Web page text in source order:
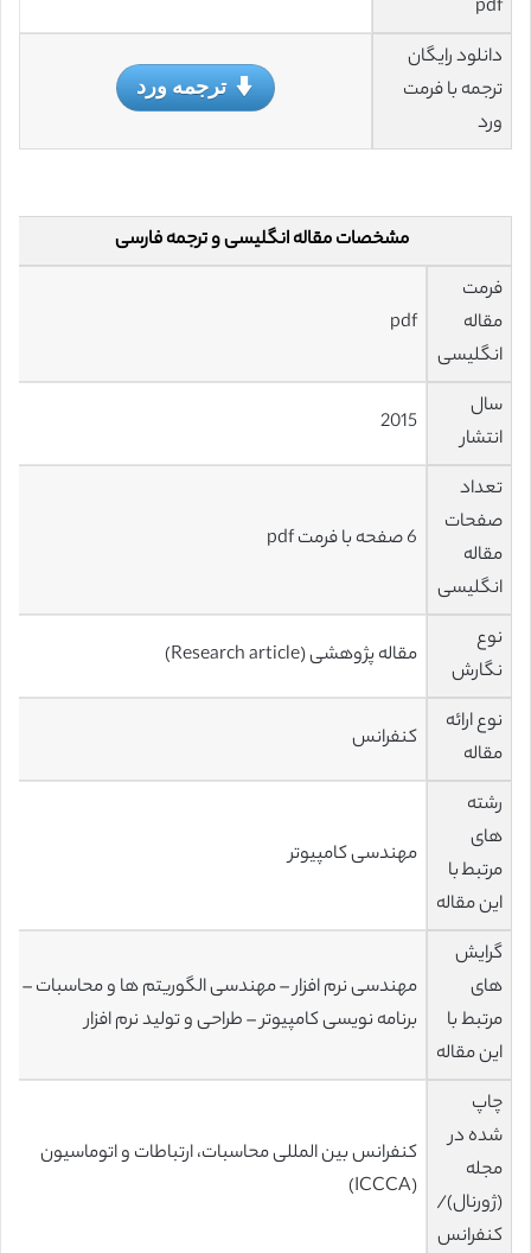
pdf
دانلود رایگان
ترجمه با فرمت
ورد
ترجمه ورد
مشخصات مقاله انگلیسی و ترجمه فارسی
فرمت
مقاله
انگلیسی
pdf
سال
انتشار
2015
تعداد
صفحات
مقاله
انگلیسی
6 صفحه با فرمت pdf
نوع
نگارش
مقاله پژوهشی (Research article)
نوع ارائه
مقاله
کنفرانس
رشته
های
مرتبط با
این مقاله
مهندسی کامپیوتر
گرایش
های
مرتبط با
این مقاله
مهندسی نرم افزار – مهندسی الگوریتم ها و محاسبات –
برنامه نویسی کامپیوتر – طراحی و تولید نرم افزار
چاپ
شده در
مجله
(ژورنال)/
کنفرانس
کنفرانس بین المللی محاسبات، ارتباطات و اتوماسیون
(ICCCA)